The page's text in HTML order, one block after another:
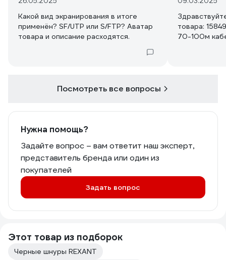
Какой вид экранирования в итоге
применён? SF/UTP или S/FTP? Аватар
товара и описание расходятся.
товара:
70-100м
Посмотреть все вопросы
Нужна помощь?
Задайте вопрос – вам ответит наш эксперт,
представитель бренда или один из
покупателей
Задать вопрос
Этот товар из подборок
Черные шнуры REXANT